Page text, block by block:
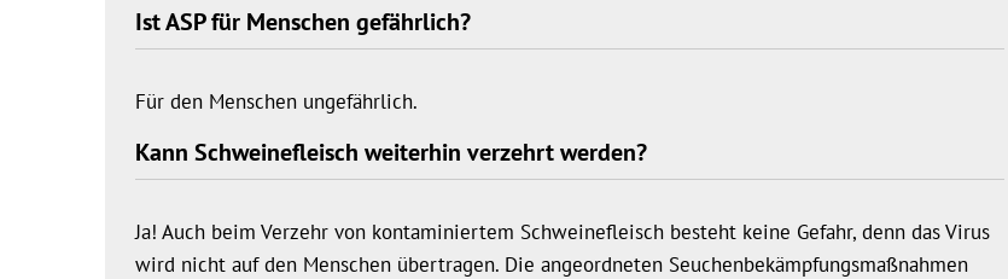
Ist ASP für Menschen gefährlich?
Für den Menschen ungefährlich.
Kann Schweinefleisch weiterhin verzehrt werden?
Ja! Auch beim Verzehr von kontaminiertem Schweinefleisch besteht keine Gefahr, denn das Virus
wird nicht auf den Menschen übertragen. Die angeordneten Seuchenbekämpfungsmaßnahmen